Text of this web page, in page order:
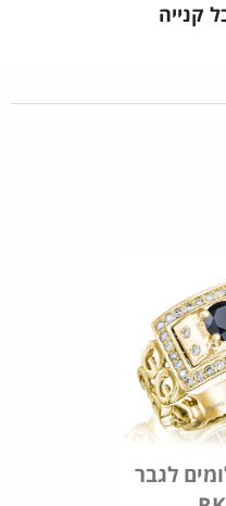
קנייה
לגבר